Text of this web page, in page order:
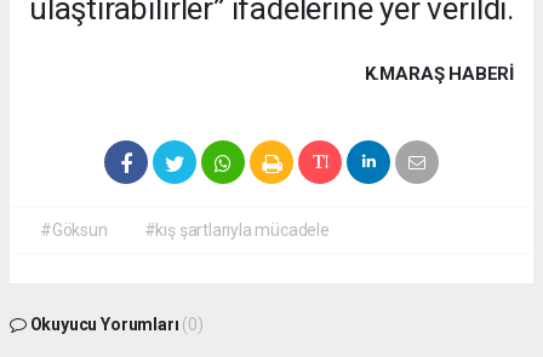
ulaştırabilirler” ifadelerine yer verildi.
K.MARAŞ HABERİ
#Göksun #kış şartlarıyla mücadele
Okuyucu Yorumları (0)